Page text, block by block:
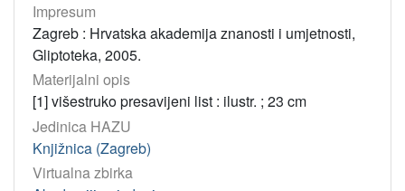
Impresum
Zagreb : Hrvatska akademija znanosti i umjetnosti,
Gliptoteka, 2005.
Materijalni opis
[1] višestruko presavijeni list : ilustr. ; 23 cm
Jedinica HAZU
Knjižnica (Zagreb)
Virtualna zbirka